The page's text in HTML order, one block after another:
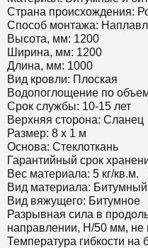
Страна происхождения:
Способ монтажа:
Высота, мм: 1200
Ширина, мм: 1200
Длина, мм: 1000
Вид кровли: Плоская
Водопоглощение по
Срок службы: 10-15 лет
Верхняя сторона: Сланец
Размер: 8 х 1 м
Основа: Стеклоткань
Гарантийный срок
Вес материала: 5 кг/кв.м.
Вид материала: Битумный
Вид вяжущего: Битумное
Разрывная сила в
направлении, Н/50 мм, не
Температура гибкости